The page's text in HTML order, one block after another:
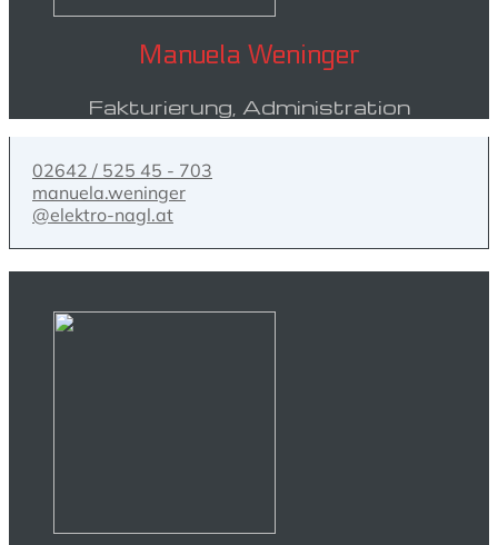
Manuela Weninger
Fakturierung, Administration
02642 / 525 45 - 703
manuela.weninger
@elektro-nagl.at